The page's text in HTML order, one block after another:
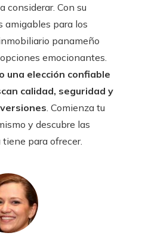
considerar. Con su
amigables para los
panameño
emocionantes.
una elección confiable
calidad, seguridad y
. Comienza tu
y descubre las
para ofrecer.